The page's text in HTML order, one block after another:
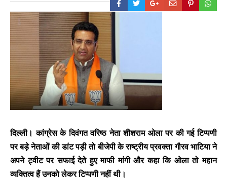
दिल्ली। कांग्रेस के दिवंगत वरिष्ठ नेता शीशराम ओला पर की गई टिप्पणी
पर बड़े नेताओं की डांट पड़ी तो बीजेपी के राष्ट्रीय प्रवक्ता गौरव भाटिया ने
अपने ट्वीट पर सफाई देते हुए माफी मांगी और कहा कि ओला तो महान
व्यक्तित्व हैं उनको लेकर टिप्पणी नहीं थी।